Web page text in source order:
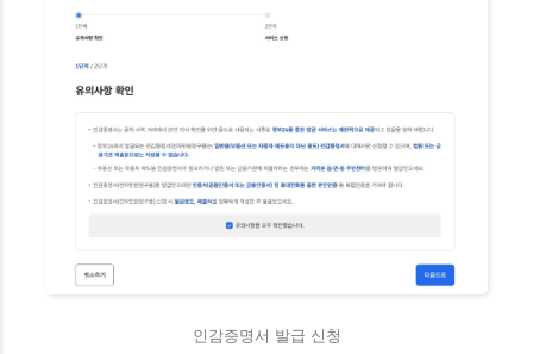
인감증명서 발급 신청